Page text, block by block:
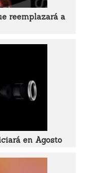
reemplazará a
en Agosto